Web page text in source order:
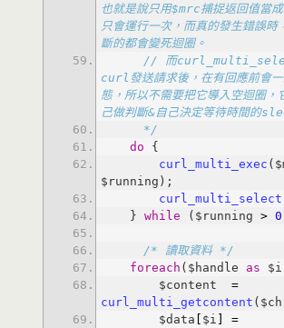
也就是說只用$mrc捕捉返回值當
只會運行一次，而真的發生錯誤
// 而curl_multi_select
curl發送請求後，在有回應前會
態，所以不需要把它導入空迴圈，
    */
do
curl_multi_exec
curl_multi_select
} while ($running > 0
/* 讀取資料 */
foreach ($handle as
$content =
curl_multi_getcontent
$data [ $i ]
=